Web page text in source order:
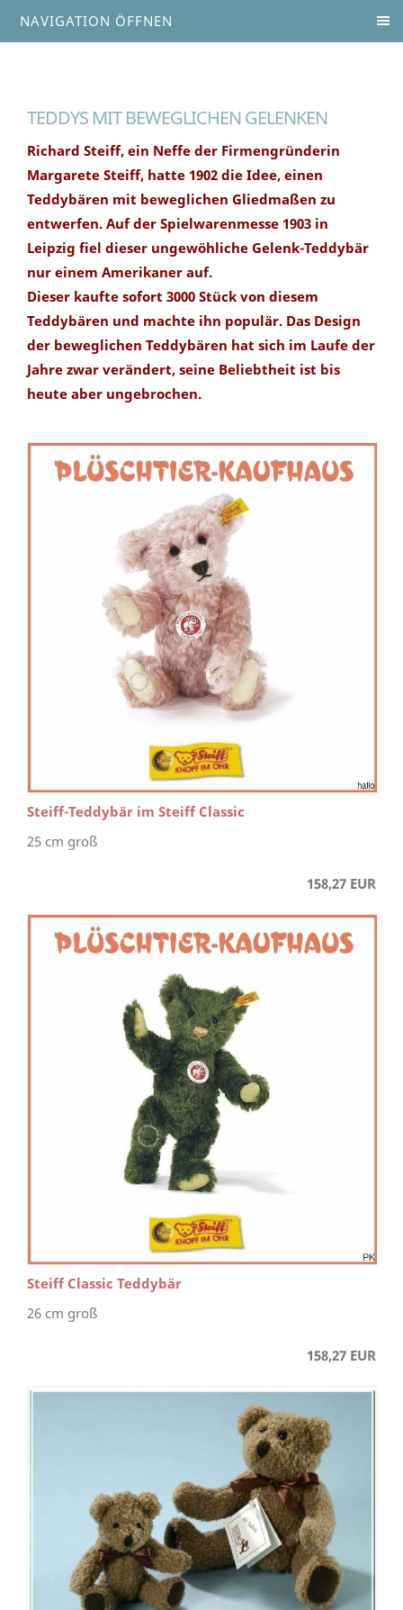
NAVIGATION ÖFFNEN
TEDDYS MIT BEWEGLICHEN GELENKEN
Richard Steiff, ein Neffe der Firmengründerin
Margarete Steiff, hatte 1902 die Idee, einen
Teddybären mit beweglichen Gliedmaßen zu
entwerfen. Auf der Spielwarenmesse 1903 in
Leipzig fiel dieser ungewöhliche Gelenk-Teddybär
nur einem Amerikaner auf.
Dieser kaufte sofort 3000 Stück von diesem
Teddybären und machte ihn populär. Das Design
der beweglichen Teddybären hat sich im Laufe der
Jahre zwar verändert, seine Beliebtheit ist bis
heute aber ungebrochen.
Steiff-Teddybär im Steiff Classic
25 cm groß
158,27 EUR
Steiff Classic Teddybär
26 cm groß
158,27 EUR